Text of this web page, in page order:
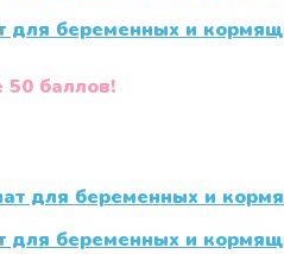
для беременных и
50 баллов!
для беременных и